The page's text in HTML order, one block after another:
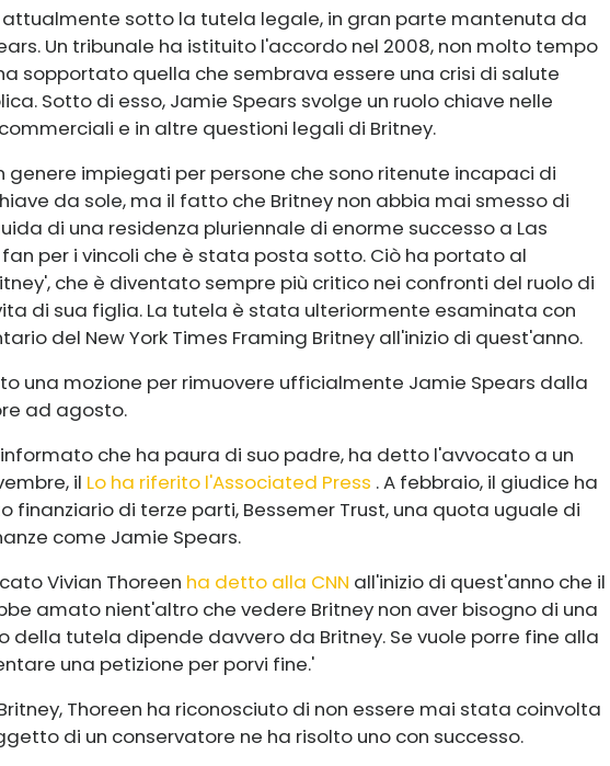
attualmente sotto la tutela legale, in gran parte mantenuta da
Un tribunale ha istituito l'accordo nel 2008, non molto tempo
sopportato quella che sembrava essere una crisi di salute
Sotto di esso, Jamie Spears svolge un ruolo chiave nelle
e in altre questioni legali di Britney.
genere impiegati per persone che sono ritenute incapaci di
da sole, ma il fatto che Britney non abbia mai smesso di
di una residenza pluriennale di enorme successo a Las
per i vincoli che è stata posta sotto. Ciò ha portato al
che è diventato sempre più critico nei confronti del ruolo di
di sua figlia. La tutela è stata ulteriormente esaminata con
del New York Times Framing Britney all'inizio di quest'anno.
una mozione per rimuovere ufficialmente Jamie Spears dalla
ad agosto.
che ha paura di suo padre, ha detto l'avvocato a un
il Lo ha riferito l'Associated Press . A febbraio, il giudice ha
finanziario di terze parti, Bessemer Trust, una quota uguale di
come Jamie Spears.
Vivian Thoreen ha detto alla CNN all'inizio di quest'anno che il
amato nient'altro che vedere Britney non aver bisogno di una
della tutela dipende davvero da Britney. Se vuole porre fine alla
una petizione per porvi fine.'
Thoreen ha riconosciuto di non essere mai stata coinvolta
di un conservatore ne ha risolto uno con successo.